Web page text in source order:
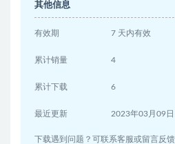
其他信息
有效期 7 天内有效
累计销量 4
累计下载 6
最近更新 2023年03月09日
下载遇到问题？可联系客服或留言反馈